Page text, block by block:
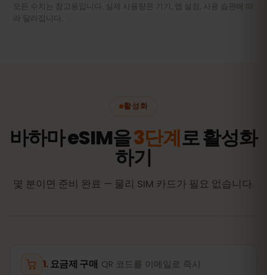
모든 수치는 참고용입니다. 실제 사용량은 기기, 앱 설정, 사용 습관에 따
라 달라집니다.
활성화
바하마 eSIM을3단계로 활성화
하기
몇 분이면 준비 완료 — 물리 SIM 카드가 필요 없습니다.
요금제 구매 QR 코드를 이메일로 즉시